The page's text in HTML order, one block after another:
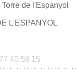
de l'Espanyol
L'ESPANYOL
40 58 15